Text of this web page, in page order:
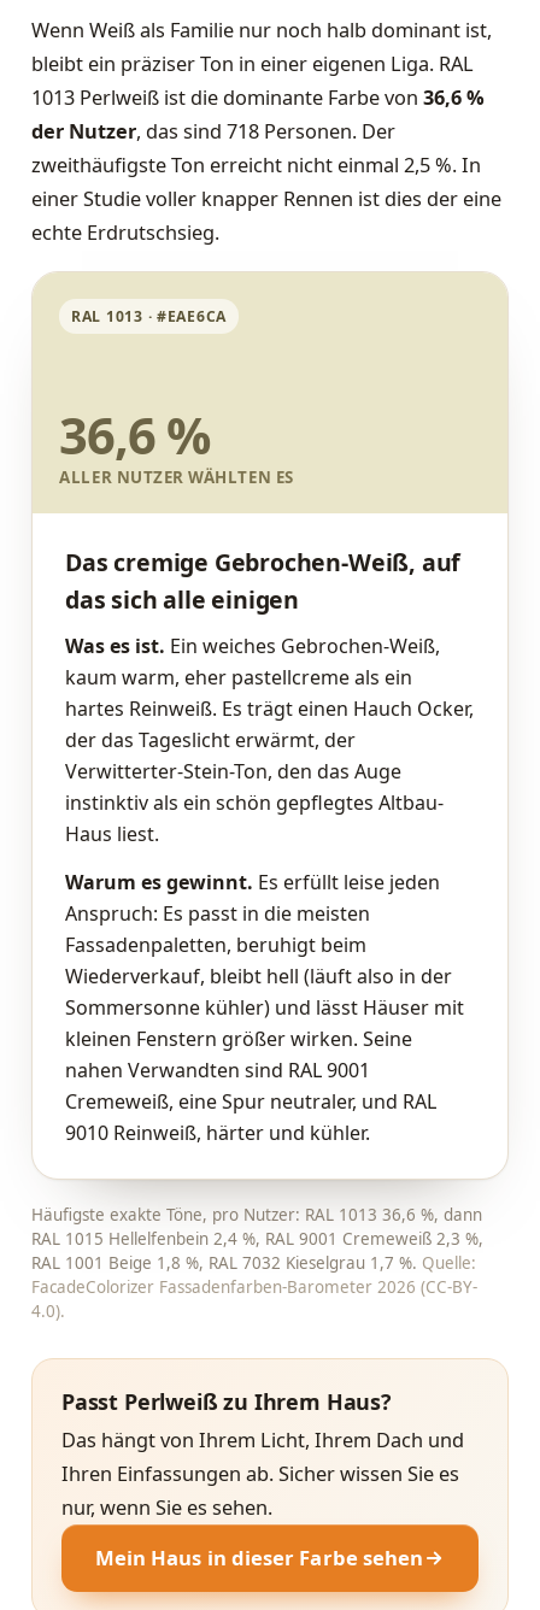
Wenn Weiß als Familie nur noch halb dominant ist,
bleibt ein präziser Ton in einer eigenen Liga. RAL
1013 Perlweiß ist die dominante Farbe von 36,6 %
der Nutzer, das sind 718 Personen. Der
zweithäufigste Ton erreicht nicht einmal 2,5 %. In
einer Studie voller knapper Rennen ist dies der eine
echte Erdrutschsieg.
RAL 1013 · #EAE6CA
36,6 %
ALLER NUTZER WÄHLTEN ES
Das cremige Gebrochen-Weiß, auf
das sich alle einigen
Was es ist. Ein weiches Gebrochen-Weiß,
kaum warm, eher pastellcreme als ein
hartes Reinweiß. Es trägt einen Hauch Ocker,
der das Tageslicht erwärmt, der
Verwitterter-Stein-Ton, den das Auge
instinktiv als ein schön gepflegtes Altbau-
Haus liest.
Warum es gewinnt. Es erfüllt leise jeden
Anspruch: Es passt in die meisten
Fassadenpaletten, beruhigt beim
Wiederverkauf, bleibt hell (läuft also in der
Sommersonne kühler) und lässt Häuser mit
kleinen Fenstern größer wirken. Seine
nahen Verwandten sind RAL 9001
Cremeweiß, eine Spur neutraler, und RAL
9010 Reinweiß, härter und kühler.
Häufigste exakte Töne, pro Nutzer: RAL 1013 36,6 %, dann
RAL 1015 Hellelfenbein 2,4 %, RAL 9001 Cremeweiß 2,3 %,
RAL 1001 Beige 1,8 %, RAL 7032 Kieselgrau 1,7 %. Quelle:
FacadeColorizer Fassadenfarben-Barometer 2026 (CC-BY-
4.0).
Passt Perlweiß zu Ihrem Haus?
Das hängt von Ihrem Licht, Ihrem Dach und
Ihren Einfassungen ab. Sicher wissen Sie es
nur, wenn Sie es sehen.
Mein Haus in dieser Farbe sehen